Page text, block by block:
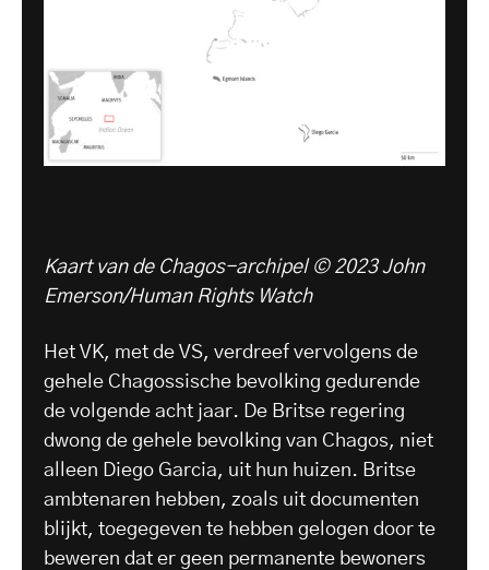
Kaart van de Chagos-archipel © 2023 John
Emerson/Human Rights Watch
Het VK, met de VS, verdreef vervolgens de
gehele Chagossische bevolking gedurende
de volgende acht jaar. De Britse regering
dwong de gehele bevolking van Chagos, niet
alleen Diego Garcia, uit hun huizen. Britse
ambtenaren hebben, zoals uit documenten
blijkt, toegegeven te hebben gelogen door te
beweren dat er geen permanente bewoners